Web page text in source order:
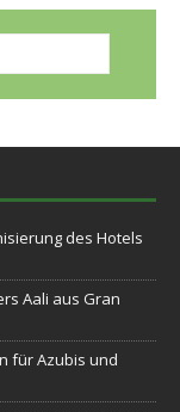
des Hotels
Aali aus Gran
für Azubis und